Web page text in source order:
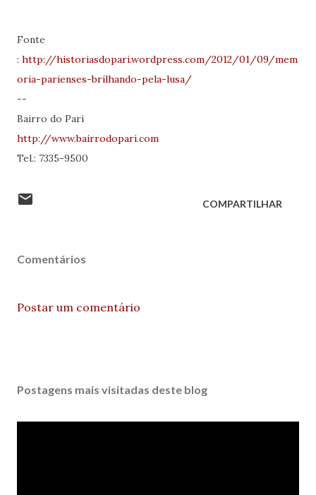
Fonte
: http://historiasdopari.wordpress.com/2012/01/09/mem
oria-parienses-brilhando-pela-lusa/
--
Bairro do Pari
http://www.bairrodopari.com
Tel.: 7335-9500
COMPARTILHAR
Comentários
Postar um comentário
Postagens mais visitadas deste blog